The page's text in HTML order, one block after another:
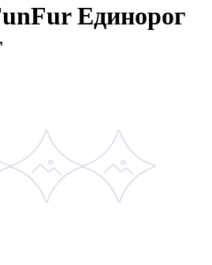
Единорог